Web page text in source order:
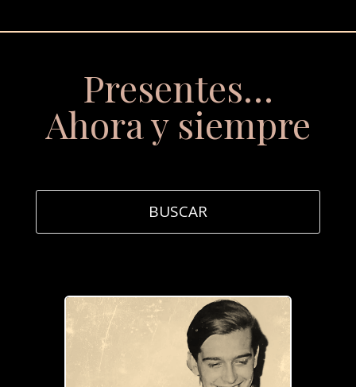
Presentes…
Ahora y siempre